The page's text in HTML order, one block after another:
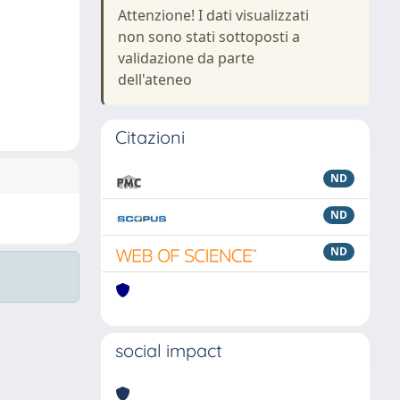
Attenzione! I dati visualizzati
non sono stati sottoposti a
validazione da parte
dell'ateneo
Citazioni
ND
ND
ND
social impact